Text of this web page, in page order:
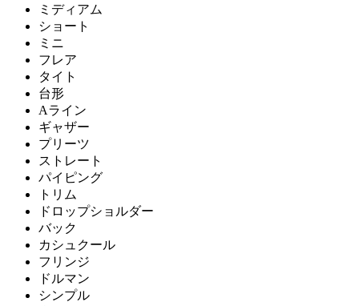
ミディアム
ショート
ミニ
フレア
タイト
台形
Aライン
ギャザー
プリーツ
ストレート
パイピング
トリム
ドロップショルダー
バック
カシュクール
フリンジ
ドルマン
シンプル